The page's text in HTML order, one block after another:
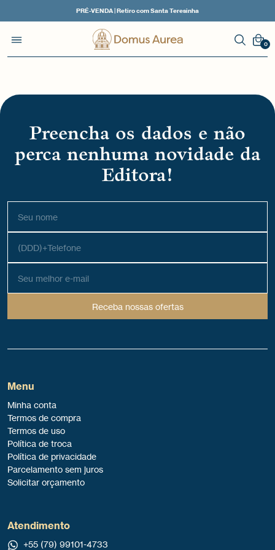
PRÉ-VENDA | Retiro com Santa Teresinha
0
Preencha os dados e não
perca nenhuma novidade da
Editora!
Receba nossas ofertas
Menu
Minha conta
Termos de compra
Termos de uso
Política de troca
Política de privacidade
Parcelamento sem juros
Solicitar orçamento
Atendimento
+55 (79) 99101-4733